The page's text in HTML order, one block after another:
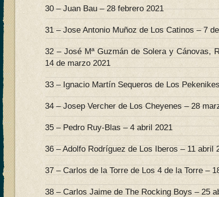
30 – Juan Bau – 28 febrero 2021
31 – Jose Antonio Muñoz de Los Catinos – 7
32 – José Mª Guzmán de Solera y Cánovas,
14 de marzo 2021
33 – Ignacio Martín Sequeros de Los
34 – Josep Vercher de Los Cheyenes – 28
35 – Pedro Ruy-Blas – 4 abril 2021
36 – Adolfo Rodríguez de Los Iberos – 11 abril
37 – Carlos de la Torre de Los 4 de la Torre –
38 – Carlos Jaime de The Rocking Boys – 25